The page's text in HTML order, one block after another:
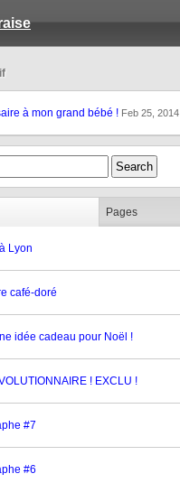
à mon grand bébé ! Feb 25, 2014
Pages
Lyon
café-doré
idée cadeau pour Noël !
! EXCLU !
#7
#6